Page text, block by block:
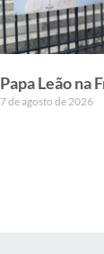
Papa Leão na
7 de agosto de 2026